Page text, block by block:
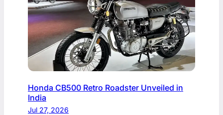
Honda CB500 Retro Roadster Unveiled in
India
Jul 27, 2026